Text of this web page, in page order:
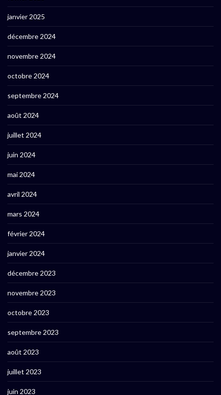
janvier 2025
décembre 2024
novembre 2024
octobre 2024
septembre 2024
août 2024
juillet 2024
juin 2024
mai 2024
avril 2024
mars 2024
février 2024
janvier 2024
décembre 2023
novembre 2023
octobre 2023
septembre 2023
août 2023
juillet 2023
juin 2023